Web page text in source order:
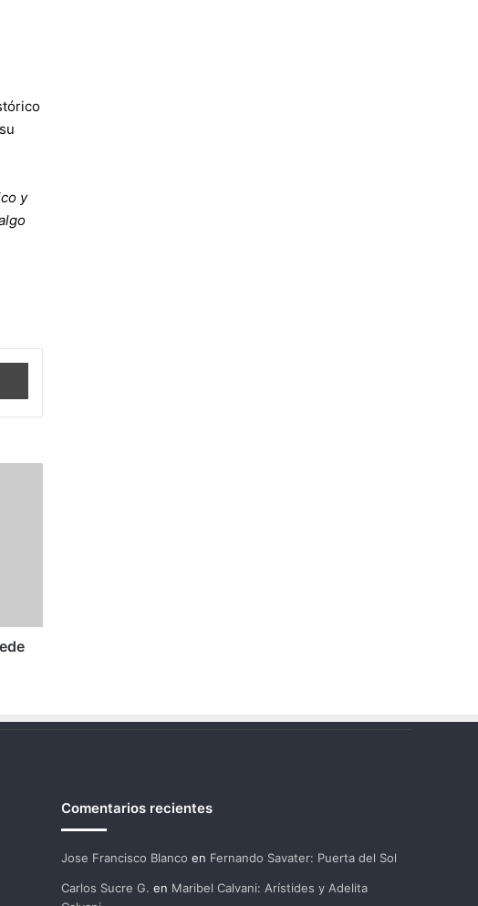
y
Imprimir
Comentarios recientes
Jose Francisco Blanco en Fernando Savater: Puerta del Sol
Carlos Sucre G. en Maribel Calvani: Arístides y Adelita